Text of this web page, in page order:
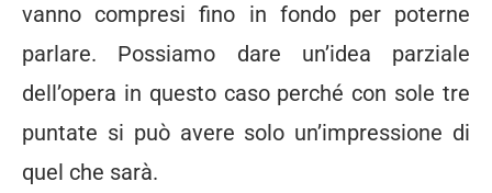
vanno compresi fino in fondo per poterne
parlare. Possiamo dare un’idea parziale
dell’opera in questo caso perché con sole tre
puntate si può avere solo un’impressione di
quel che sarà.